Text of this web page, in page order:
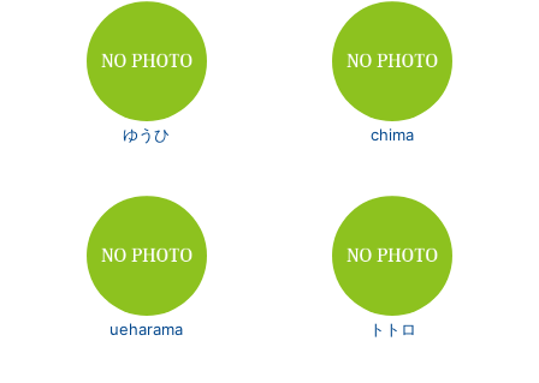
ゆうひ chima
ueharama トトロ